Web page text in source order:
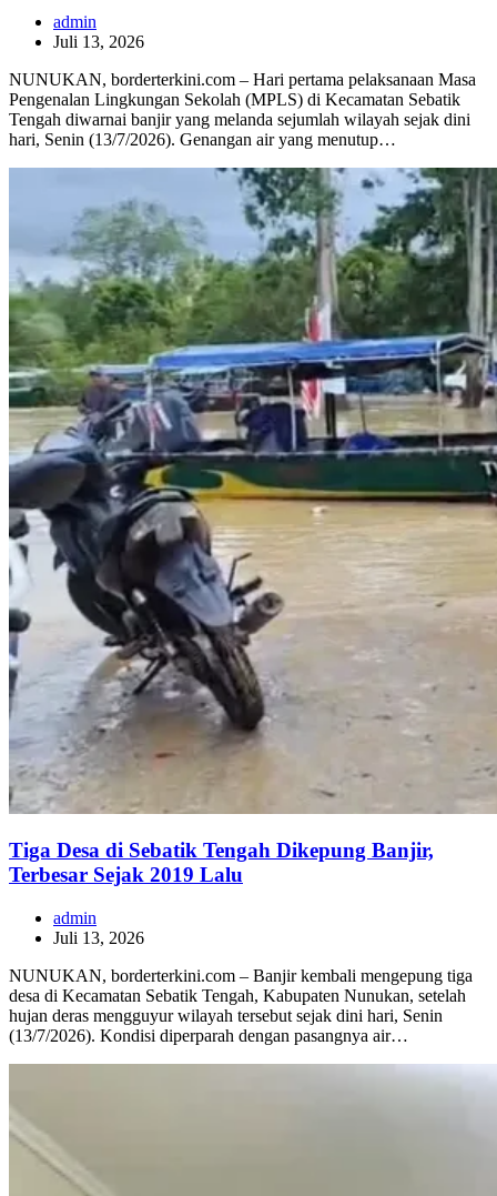
admin
Juli 13, 2026
NUNUKAN, borderterkini.com – Hari pertama pelaksanaan Masa
Pengenalan Lingkungan Sekolah (MPLS) di Kecamatan Sebatik
Tengah diwarnai banjir yang melanda sejumlah wilayah sejak dini
hari, Senin (13/7/2026). Genangan air yang menutup…
Tiga Desa di Sebatik Tengah Dikepung Banjir,
Terbesar Sejak 2019 Lalu
admin
Juli 13, 2026
NUNUKAN, borderterkini.com – Banjir kembali mengepung tiga
desa di Kecamatan Sebatik Tengah, Kabupaten Nunukan, setelah
hujan deras mengguyur wilayah tersebut sejak dini hari, Senin
(13/7/2026). Kondisi diperparah dengan pasangnya air…